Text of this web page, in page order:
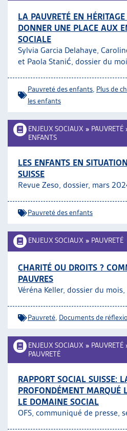
LA PAUVRETÉ EN
DONNER UNE PLACE AUX
SOCIALE
Sylvia Garcia Delahaye,
et Paola Stanić, dossier du
Pauvreté des enfants Plus de
les enfants
ENJEUX SOCIAUX » PAUVRETÉ
ENFANTS
LES ENFANTS EN
SUISSE
Revue Zeso, dossier, mars
Pauvreté des enfants
ENJEUX SOCIAUX » PAUVRETÉ
CHARITÉ OU DROITS ?
PAUVRES
Véréna Keller, dossier du
Pauvreté Documents de
ENJEUX SOCIAUX » PAUVRETÉ
PAUVRETÉ
RAPPORT SOCIAL SUISSE:
PROFONDÉMENT MARQUÉ
LE DOMAINE SOCIAL
OFS, communiqué de presse,